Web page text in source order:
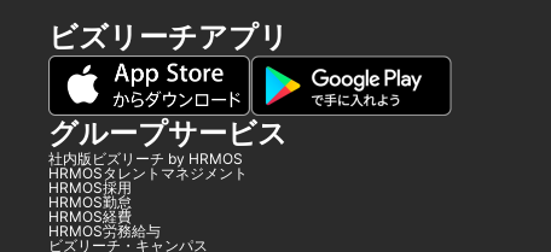
ビズリーチアプリ
グループサービス
社内版ビズリーチ by HRMOS
HRMOSタレントマネジメント
HRMOS採用
HRMOS勤怠
HRMOS経費
HRMOS労務給与
ビズリーチ・キャンパス